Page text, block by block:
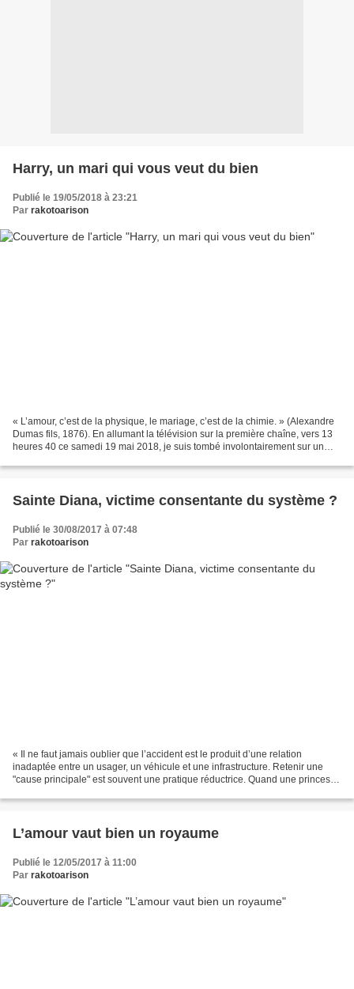
Harry, un mari qui vous veut du bien
Publié le 19/05/2018 à 23:21
Par rakotoarison
« L’amour, c’est de la physique, le mariage, c’est de la chimie. » (Alexandre
Dumas fils, 1876). En allumant la télévision sur la première chaîne, vers 13
heures 40 ce samedi 19 mai 2018, je suis tombé involontairement sur un
Sainte Diana, victime consentante du système ?
Publié le 30/08/2017 à 07:48
Par rakotoarison
« Il ne faut jamais oublier que l’accident est le produit d’une relation
inadaptée entre un usager, un véhicule et une infrastructure. Retenir une
"cause principale" est souvent une pratique réductrice. Quand une princesse
L’amour vaut bien un royaume
Publié le 12/05/2017 à 11:00
Par rakotoarison